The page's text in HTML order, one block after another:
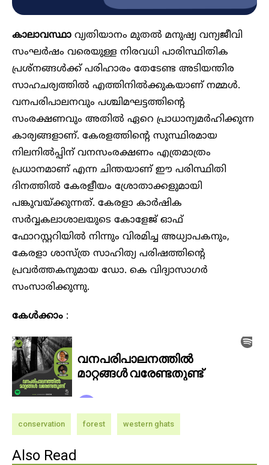
കാലാവസ്ഥാ വ്യതിയാനം മുതൽ മനുഷ്യ വന്യജീവി
സംഘർഷം വരെയുള്ള നിരവധി പാരിസ്ഥിതിക
പ്രശ്നങ്ങൾക്ക് പരിഹാരം തേടേണ്ട അടിയന്തിര
സാഹചര്യത്തിൽ എത്തിനിൽക്കുകയാണ് നമ്മൾ.
വനപരിപാലനവും പശ്ചിമഘട്ടത്തിന്റെ
സംരക്ഷണവും അതിൽ ഏറെ പ്രാധാന്യമർഹിക്കുന്ന
കാര്യങ്ങളാണ്. കേരളത്തിന്റെ സുസ്ഥിരമായ
നിലനിൽപ്പിന് വനസംരക്ഷണം എത്രമാത്രം
പ്രധാനമാണ് എന്ന ചിന്തയാണ് ഈ പരിസ്ഥിതി
ദിനത്തിൽ കേരളീയം ശ്രോതാക്കളുമായി
പങ്കുവയ്ക്കുന്നത്. കേരളാ കാർഷിക
സർവ്വകലാശാലയുടെ കോളേജ് ഓഫ്
ഫോറസ്റ്ററിയിൽ നിന്നും വിരമിച്ച അധ്യാപകനും,
കേരളാ ശാസ്ത്ര സാഹിത്യ പരിഷത്തിന്റെ
പ്രവർത്തകനുമായ ഡോ. കെ വിദ്യാസാഗർ
സംസാരിക്കുന്നു.
കേൾക്കാം :
conservation forest western ghats
Also Read